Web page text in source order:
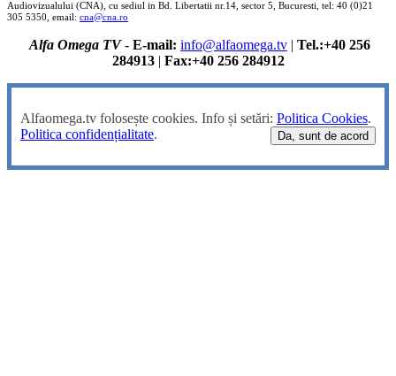
Audiovizualului (CNA), cu sediul in Bd. Libertatii nr.14, sector 5, Bucuresti, tel: 40 (0)21
305 5350, email: cna@cna.ro
Alfa Omega TV- E-mail: info@alfaomega.tv | Tel.:+40 256
284913| Fax:+40 256 284912
Alfaomega.tv folosește cookies. Info și setări: Politica Cookies.
Politica confidențialitate. Da, sunt de acord